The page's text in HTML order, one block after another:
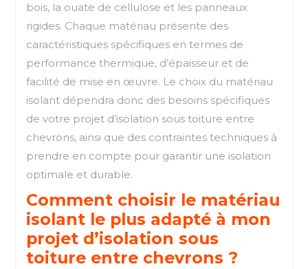
bois, la ouate de cellulose et les panneaux
rigides. Chaque matériau présente des
caractéristiques spécifiques en termes de
performance thermique, d’épaisseur et de
facilité de mise en œuvre. Le choix du matériau
isolant dépendra donc des besoins spécifiques
de votre projet d’isolation sous toiture entre
chevrons, ainsi que des contraintes techniques à
prendre en compte pour garantir une isolation
optimale et durable.
Comment choisir le matériau
isolant le plus adapté à mon
projet d’isolation sous
toiture entre chevrons ?